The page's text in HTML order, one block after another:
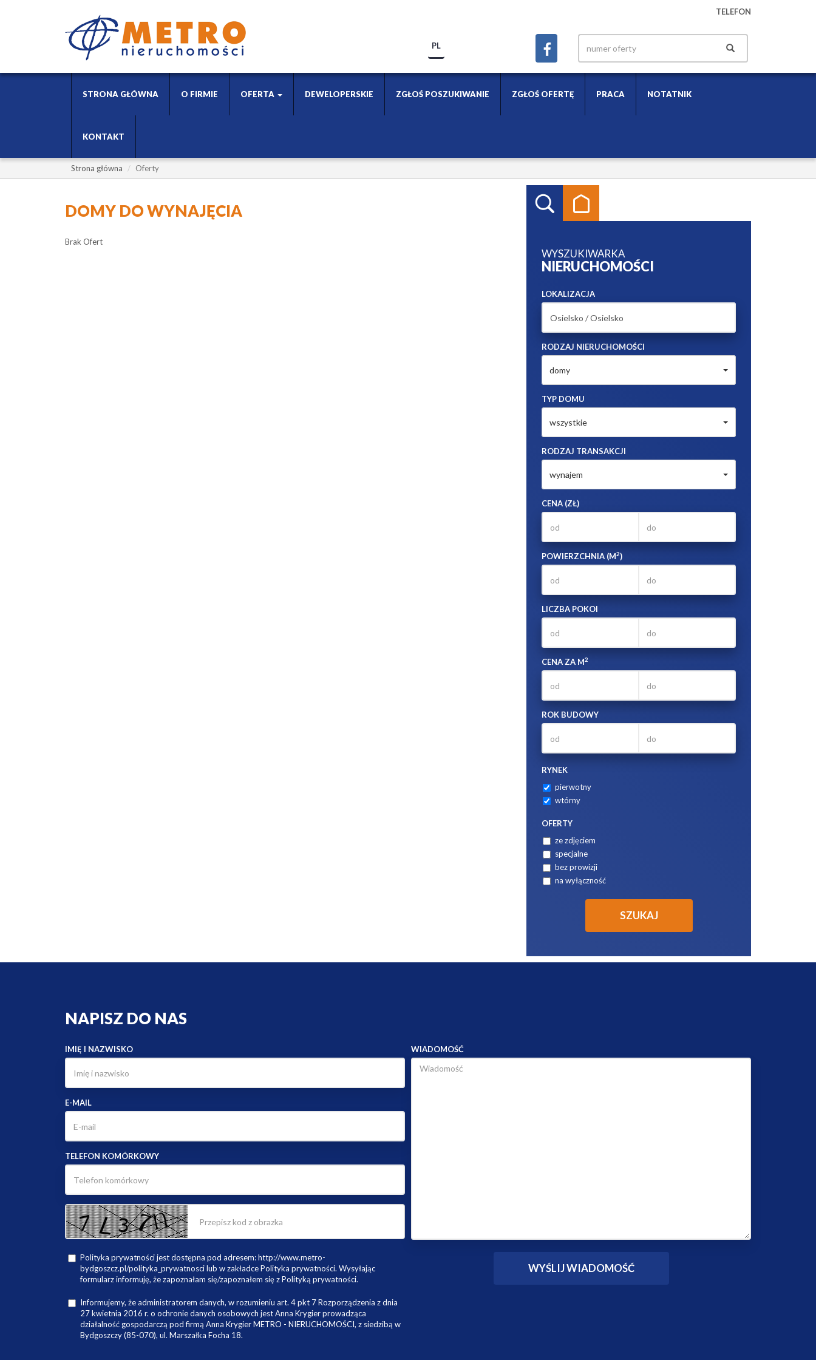
TELEFON
PL
STRONA GŁÓWNA O FIRMIE OFERTA DEWELOPERSKIE ZGŁOŚ POSZUKIWANIE ZGŁOŚ OFERTĘ PRACA NOTATNIK
KONTAKT
Strona główna Oferty
WYSZUKIWARKA
NIERUCHOMOŚCI
LOKALIZACJA
RODZAJ NIERUCHOMOŚCI
domy
TYP DOMU
wszystkie
RODZAJ TRANSAKCJI
wynajem
CENA (ZŁ)
POWIERZCHNIA (M2)
LICZBA POKOI
CENA ZA M2
ROK BUDOWY
RYNEK
pierwotny
wtórny
OFERTY
ze zdjęciem
specjalne
bez prowizji
na wyłączność
DOMY DO WYNAJĘCIA
Brak Ofert
NAPISZ DO NAS
IMIĘ I NAZWISKO
E-MAIL
TELEFON KOMÓRKOWY
Polityka prywatności jest dostępna pod adresem: http://www.metro-
bydgoszcz.pl/polityka_prywatnosci lub w zakładce Polityka prywatności. Wysyłając
formularz informuję, że zapoznałam się/zapoznałem się z Polityką prywatności.
Informujemy, że administratorem danych, w rozumieniu art. 4 pkt 7 Rozporządzenia z dnia
27 kwietnia 2016 r. o ochronie danych osobowych jest Anna Krygier prowadząca
działalność gospodarczą pod firmą Anna Krygier METRO - NIERUCHOMOŚCI, z siedzibą w
Bydgoszczy (85-070), ul. Marszałka Focha 18.
WIADOMOŚĆ